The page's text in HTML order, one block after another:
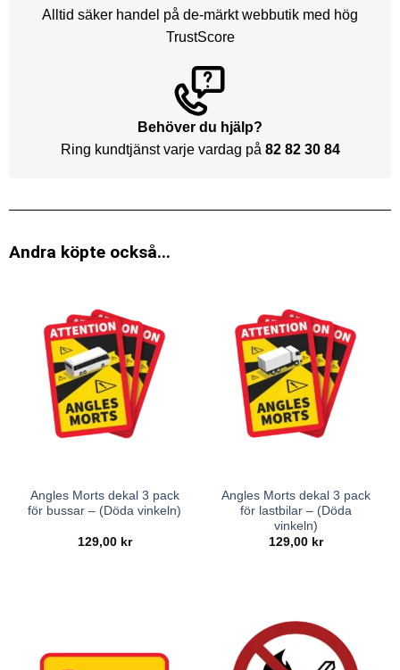
Alltid säker handel på de-märkt webbutik med hög
TrustScore
Behöver du hjälp?
Ring kundtjänst varje vardag på 82 82 30 84
Andra köpte också...
Angles Morts dekal 3 pack
för bussar – (Döda vinkeln)
129,00 kr
Angles Morts dekal 3 pack
för lastbilar – (Döda
vinkeln)
129,00 kr